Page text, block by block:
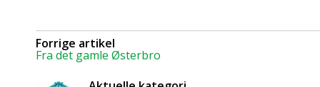
Forrige artikel
Fra det gamle Østerbro